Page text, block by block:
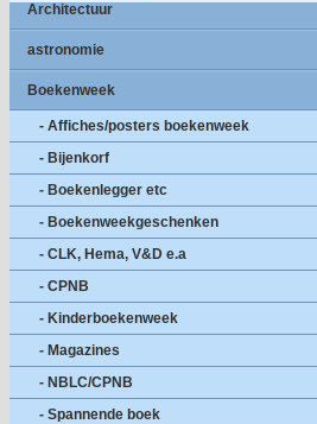
Architectuur
astronomie
Boekenweek
- Affiches/posters boekenweek
- Bijenkorf
- Boekenlegger etc
- Boekenweekgeschenken
- CLK, Hema, V&D e.a
- CPNB
- Kinderboekenweek
- Magazines
- NBLC/CPNB
- Spannende boek